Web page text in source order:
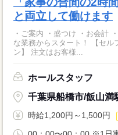
と両立して働けます
・ご案内 ・盛つけ ・お会計
な業務からスタート！ 【セルフオーダー導入なので接客がカンタ
ン】 注文はお客様...
ホールスタッフ
千葉県船橋市/飯山満
時給1,200円～1,500円